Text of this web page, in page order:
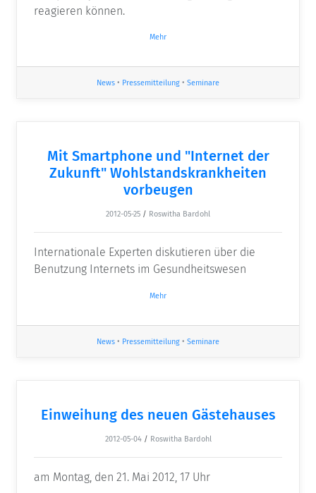
reagieren können.
Mehr
News • Pressemitteilung • Seminare
Mit Smartphone und "Internet der
Zukunft" Wohlstandskrankheiten
vorbeugen
2012-05-25 / Roswitha Bardohl
Internationale Experten diskutieren über die
Benutzung Internets im Gesundheitswesen
Mehr
News • Pressemitteilung • Seminare
Einweihung des neuen Gästehauses
2012-05-04 / Roswitha Bardohl
am Montag, den 21. Mai 2012, 17 Uhr